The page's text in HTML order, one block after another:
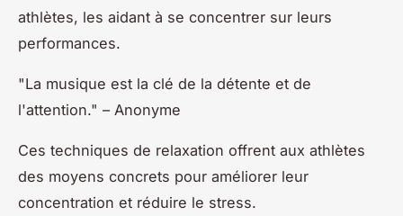
athlètes, les aidant à se concentrer sur leurs
performances.
"La musique est la clé de la détente et de
l'attention." – Anonyme
Ces techniques de relaxation offrent aux athlètes
des moyens concrets pour améliorer leur
concentration et réduire le stress.